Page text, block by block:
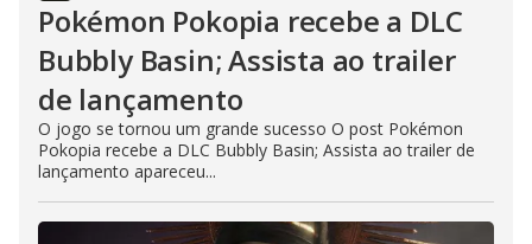
Pokémon Pokopia recebe a DLC
Bubbly Basin; Assista ao trailer
de lançamento
O jogo se tornou um grande sucesso O post Pokémon
Pokopia recebe a DLC Bubbly Basin; Assista ao trailer de
lançamento apareceu...